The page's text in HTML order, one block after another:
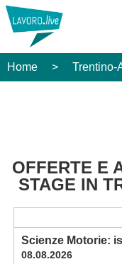
Home > Trentino-
OFFERTE E
STAGE IN
Scienze Motorie:
08.08.2026